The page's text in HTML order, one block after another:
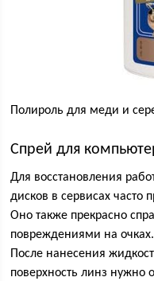
Полироль для меди и
Спрей для
Для восстановления
дисков в сервисах часто
Оно также прекрасно
повреждениями на очках.
После нанесения
поверхность линз нужно